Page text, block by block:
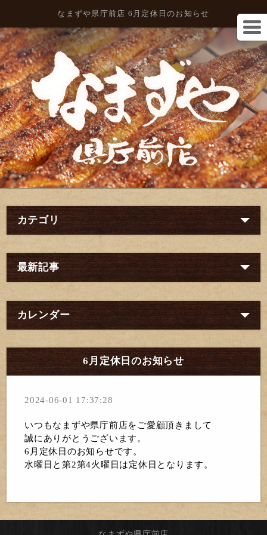
なまずや県庁前店 6月定休日のお知らせ
カテゴリ
最新記事
カレンダー
6月定休日のお知らせ
2024-06-01 17:37:28
いつもなまずや県庁前店をご愛顧頂きまして
誠にありがとうございます。
6月定休日のお知らせです。
水曜日と第2第4火曜日は定休日となります。